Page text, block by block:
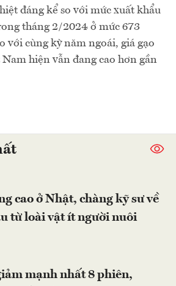
đáng kể so với mức xuất khẩu
tháng 2/2024 ở mức 673
với cùng kỳ năm ngoái, giá gạo
hiện vẫn đang cao hơn gần
cao ở Nhật, chàng kỹ sư về
từ loài vật ít người nuôi
mạnh nhất 8 phiên,